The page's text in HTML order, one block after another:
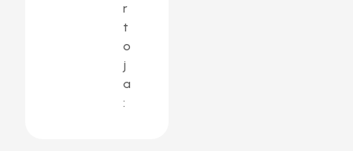
r
t
o
j
a
: